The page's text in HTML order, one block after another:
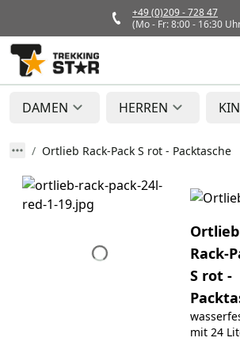
+49 (0)209 - 728 47
(Mo - Fr: 8:00 - 16:30
DAMEN HERREN
Ortlieb Rack-Pack S rot - Packtasche
Ortlieb
Rack-
S rot -
mit 24